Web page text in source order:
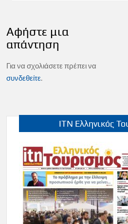
Αφήστε μια
απάντηση
Για να σχολιάσετε πρέπει να
συνδεθείτε.
ITN Ελληνικός